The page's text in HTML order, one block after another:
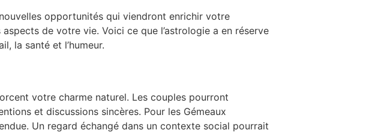
opportunités qui viendront enrichir votre
de votre vie. Voici ce que l’astrologie a en réserve
la santé et l’humeur.
votre charme naturel. Les couples pourront
et discussions sincères. Pour les Gémeaux
Un regard échangé dans un contexte social pourrait